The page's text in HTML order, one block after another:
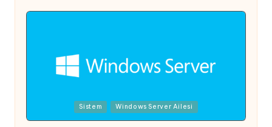
by
in
Sistem Windows Server Ailesi